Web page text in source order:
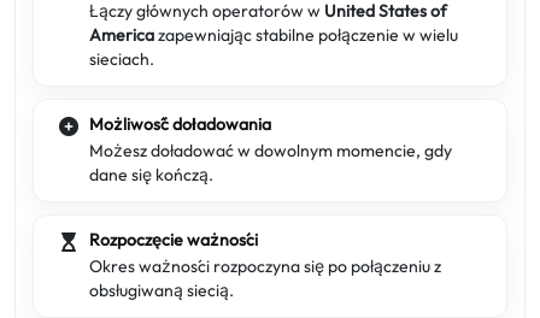
Łączy głównych operatorów w United States of
Americazapewniając stabilne połączenie w wielu
sieciach.
Możliwość doładowania
Możesz doładować w dowolnym momencie, gdy
dane się kończą.
Rozpoczęcie ważności
Okres ważności rozpoczyna się po połączeniu z
obsługiwaną siecią.